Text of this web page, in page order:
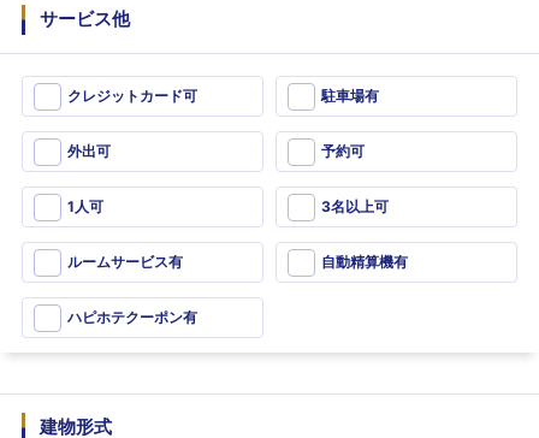
サービス他
クレジットカード可 駐車場有
外出可 予約可
1人可 3名以上可
ルームサービス有 自動精算機有
ハピホテクーポン有
建物形式